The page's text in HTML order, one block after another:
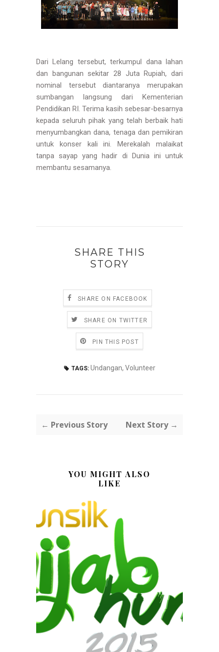
Dari Lelang tersebut, terkumpul dana lahan
dan bangunan sekitar 28 Juta Rupiah, dari
nominal tersebut diantaranya merupakan
sumbangan langsung dari Kementerian
Pendidikan RI. Terima kasih sebesar-besarnya
kepada seluruh pihak yang telah berbaik hati
menyumbangkan dana, tenaga dan pemikiran
untuk konser kali ini. Merekalah malaikat
tanpa sayap yang hadir di Dunia ini untuk
membantu sesamanya.
SHARE THIS
STORY
SHARE ON FACEBOOK
SHARE ON TWITTER
PIN THIS POST
TAGS: Undangan, Volunteer
← Previous Story Next Story →
YOU MIGHT ALSO
LIKE